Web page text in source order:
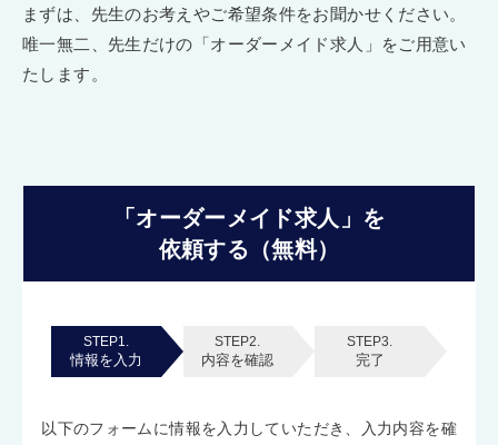
まずは、先生のお考えやご希望条件をお聞かせください。
唯一無二、先生だけの「オーダーメイド求人」をご用意い
たします。
「オーダーメイド求人」を
依頼する（無料）
STEP1.
情報を入力
STEP2.
内容を確認
STEP3.
完了
以下のフォームに情報を入力していただき、入力内容を確